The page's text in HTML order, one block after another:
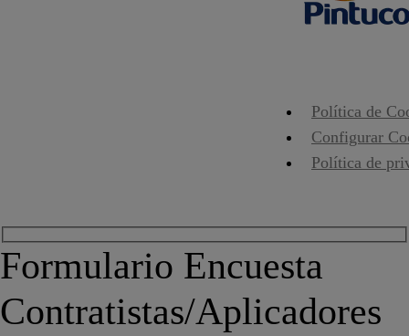
Política de
Configurar
Política de
Formulario Encuesta
Contratistas/Aplicadores